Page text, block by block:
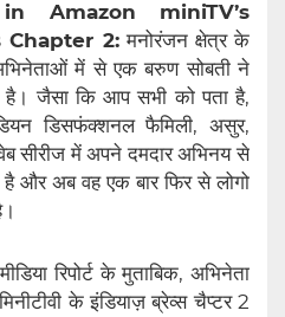
Amazon miniTV’s
Chapter 2:मनोरंजन क्षेत्र के
में से एक बरुण सोबती ने
जैसा कि आप सभी को पता है,
डिसफंक्शनल फैमिली, असुर,
सीरीज में अपने दमदार अभिनय से
है और अब वह एक बार फिर से लोगो
रिपोर्ट के मुताबिक, अभिनेता
के इंडियाज़ ब्रेव्स चैप्टर 2